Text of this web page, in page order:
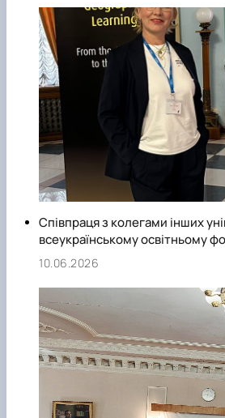
Співпраця з колегами інших
всеукраїнському освітньому
10.06.2026